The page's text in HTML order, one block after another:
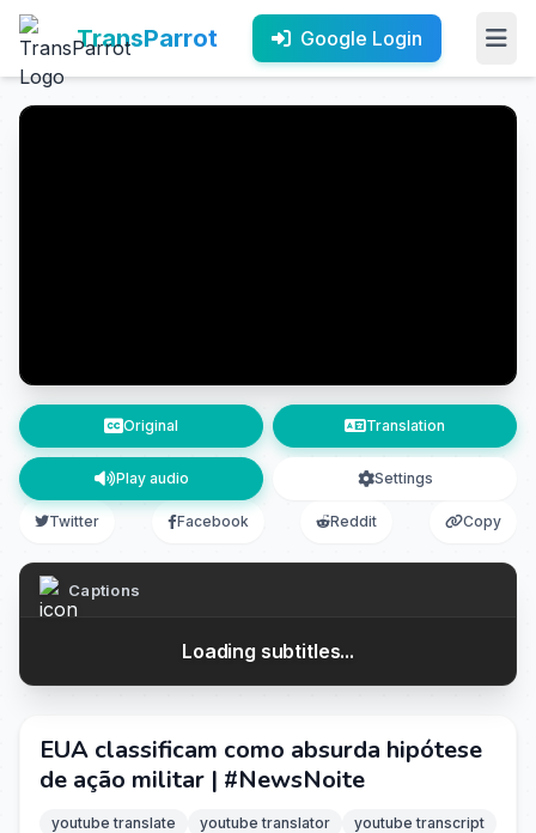
TransParrot Google Login
Original Translation
Play audio Settings
Twitter Facebook Reddit Copy
Captions
Loading subtitles...
EUA classificam como absurda hipótese
de ação militar | #NewsNoite
youtube translate youtube translator
youtube transcript